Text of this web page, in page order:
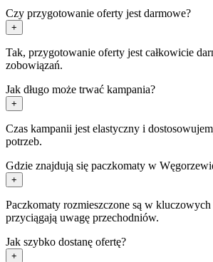
Czy przygotowanie oferty jest darmowe?
+
Tak, przygotowanie oferty jest całkowicie
zobowiązań.
Jak długo może trwać kampania?
+
Czas kampanii jest elastyczny i
potrzeb.
Gdzie znajdują się paczkomaty w
+
Paczkomaty rozmieszczone są w
przyciągają uwagę przechodniów.
Jak szybko dostanę ofertę?
+